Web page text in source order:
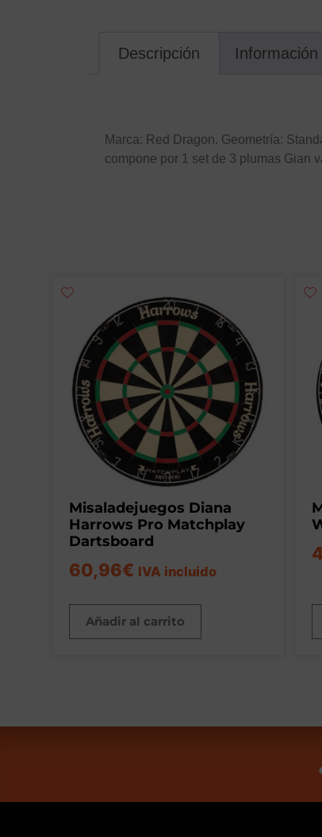
Descripción Información
Marca: Red Dragon. Geometría:
compone por 1 set de 3 plumas Gian
Misaladejuegos Diana
Harrows Pro Matchplay
Dartsboard
60,96€ IVA incluido
Añadir al carrito